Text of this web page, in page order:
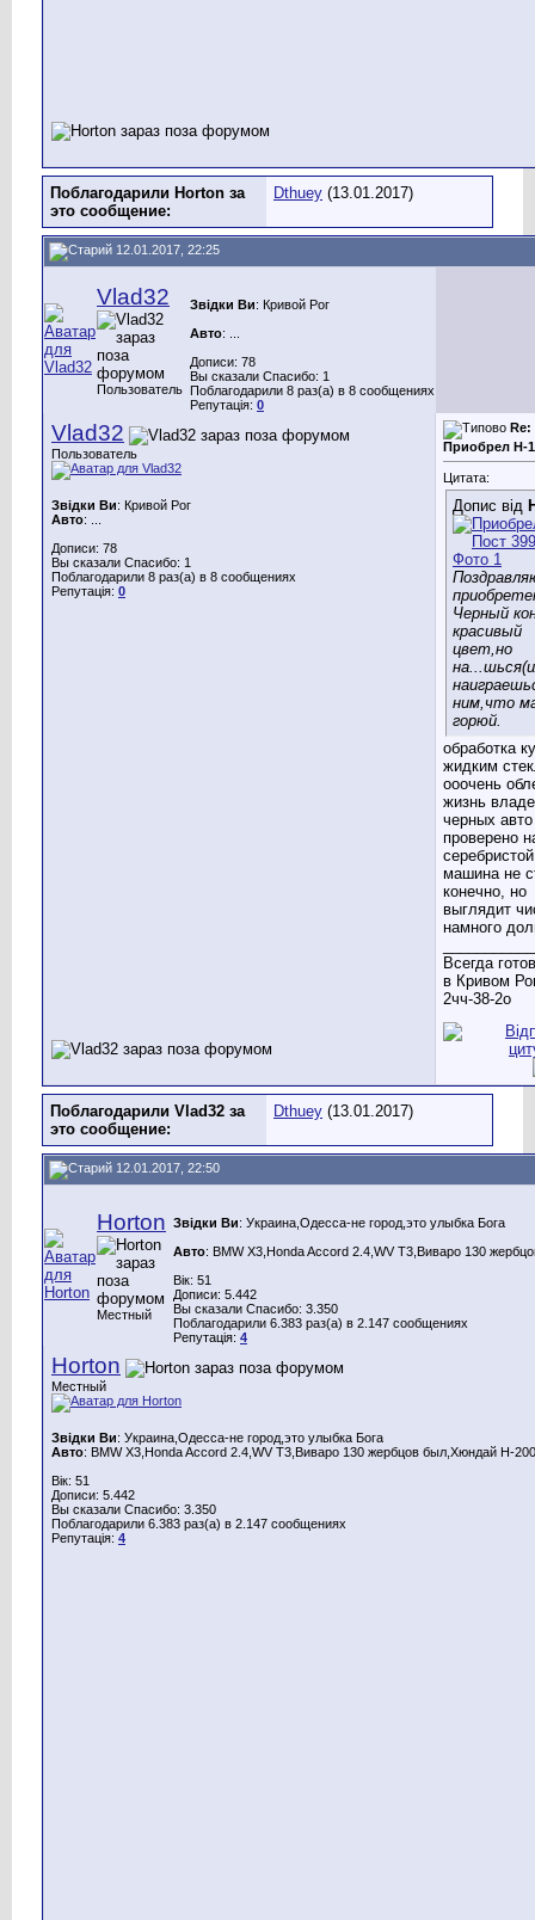
Поблагодарили Horton за
это сообщение:
Dthuey (13.01.2017)
12.01.2017, 22:25
Vlad32
Пользователь
Звідки Ви: Кривой Рог
Авто: ...
Дописи: 78
Вы сказали Спасибо: 1
Поблагодарили 8 раз(а) в 8 сообщениях
Репутація: 0
Vlad32
Пользователь
Звідки Ви: Кривой Рог
Авто: ...
Дописи: 78
Вы сказали Спасибо: 1
Поблагодарили 8 раз(а) в 8 сообщениях
Репутація: 0
Re:
Приобрел Н-1
Цитата:
Допис від
Черный
красивый
цвет,но
ним,что
горюй.
обработка
жидким
ооочень
жизнь
черных авто
проверено
серебристой
машина не
конечно, но
выглядит
намного
Всегда
в Кривом
2чч-38-2о
Поблагодарили Vlad32 за
это сообщение:
Dthuey (13.01.2017)
12.01.2017, 22:50
Horton
Местный
Звідки Ви: Украина,Одесса-не город,это улыбка Бога
Авто: BMW X3,Honda Aссord 2.4,WV T3,Виваро 130
Вік: 51
Дописи: 5.442
Вы сказали Спасибо: 3.350
Поблагодарили 6.383 раз(а) в 2.147 сообщениях
Репутація: 4
Horton
Местный
Звідки Ви: Украина,Одесса-не город,это улыбка Бога
Авто: BMW X3,Honda Aссord 2.4,WV T3,Виваро 130 жербцов был,Хюндай Н-
Вік: 51
Дописи: 5.442
Вы сказали Спасибо: 3.350
Поблагодарили 6.383 раз(а) в 2.147 сообщениях
Репутація: 4